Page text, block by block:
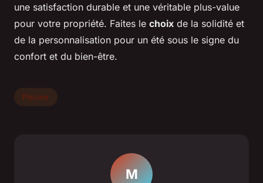
une satisfaction durable et une véritable plus-value
pour votre propriété. Faites le choix de la solidité et
de la personnalisation pour un été sous le signe du
confort et du bien-être.
Piscine
M